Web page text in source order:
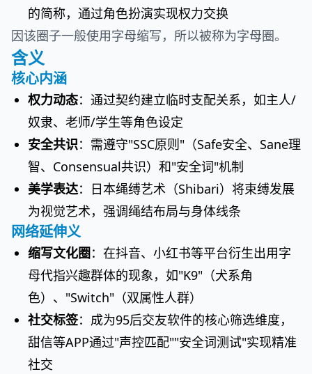
的简称，通过角色扮演实现权力交换
因该圈子一般使用字母缩写，所以被称为字母圈。
含义
核心内涵
权力动态：通过契约建立临时支配关系，如主人/
奴隶、老师/学生等角色设定
安全共识：需遵守"SSC原则"（Safe安全、Sane理
智、Consensual共识）和"安全词"机制
美学表达：日本绳缚艺术（Shibari）将束缚发展
为视觉艺术，强调绳结布局与身体线条
网络延伸义
缩写文化圈：在抖音、小红书等平台衍生出用字
母代指兴趣群体的现象，如"K9"（犬系角
色）、"Switch"（双属性人群）
社交标签：成为95后交友软件的核心筛选维度，
甜信等APP通过"声控匹配""安全词测试"实现精准
社交